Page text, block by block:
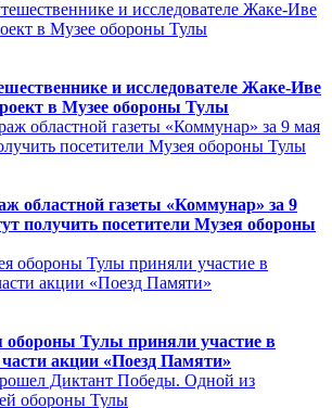
и исследователе Жаке-Иве
в Музее обороны Тулы
областной газеты «Коммунар» за 9
получить посетители Музея обороны
обороны Тулы приняли участие в
акции «Поезд Памяти»